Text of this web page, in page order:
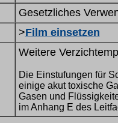
Gesetzliches
>Film einsetzen
Weitere
Die Einstufungen für
einige akut toxische
Gasen und
im Anhang E des